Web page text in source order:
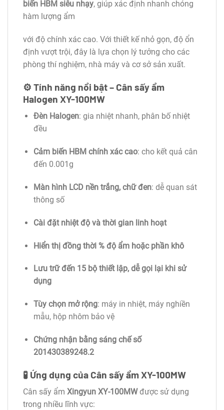
biến HBM siêu nhạy, giúp xác định nhanh chóng
hàm lượng ẩm
với độ chính xác cao. Với thiết kế nhỏ gọn, độ ổn
định vượt trội, đây là lựa chọn lý tưởng cho các
phòng thí nghiệm, nhà máy và cơ sở sản xuất.
⚙️ Tính năng nổi bật – Cân sấy ẩm
Halogen XY-100MW
Đèn Halogen: gia nhiệt nhanh, phân bố nhiệt
đều
Cảm biến HBM chính xác cao: cho kết quả cân
đến 0.001g
Màn hình LCD nền trắng, chữ đen: dễ quan sát
thông số
Cài đặt nhiệt độ và thời gian linh hoạt
Hiển thị đồng thời % độ ẩm hoặc phần khô
Lưu trữ đến 15 bộ thiết lập, dễ gọi lại khi sử
dụng
Tùy chọn mở rộng: máy in nhiệt, máy nghiền
mẫu, hộp nhôm bảo vệ
Chứng nhận bằng sáng chế số
201430389248.2
🧪 Ứng dụng của Cân sấy ẩm XY-100MW
Cân sấy ẩm Xingyun XY-100MWđược sử dụng
trong nhiều lĩnh vực: